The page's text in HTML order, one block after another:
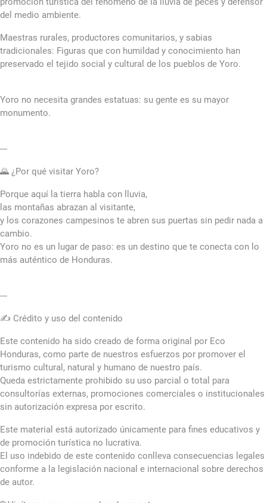
del medio ambiente.
Maestras rurales, productores comunitarios, y sabias
tradicionales: Figuras que con humildad y conocimiento han
preservado el tejido social y cultural de los pueblos de Yoro.
Yoro no necesita grandes estatuas: su gente es su mayor
monumento.
---
🌄 ¿Por qué visitar Yoro?
Porque aquí la tierra habla con lluvia,
las montañas abrazan al visitante,
y los corazones campesinos te abren sus puertas sin pedir nada a
cambio.
Yoro no es un lugar de paso: es un destino que te conecta con lo
más auténtico de Honduras.
---
✍️ Crédito y uso del contenido
Este contenido ha sido creado de forma original por Eco
Honduras, como parte de nuestros esfuerzos por promover el
turismo cultural, natural y humano de nuestro país.
Queda estrictamente prohibido su uso parcial o total para
consultorías externas, promociones comerciales o institucionales
sin autorización expresa por escrito.
Este material está autorizado únicamente para fines educativos y
de promoción turística no lucrativa.
El uso indebido de este contenido conlleva consecuencias legales
conforme a la legislación nacional e internacional sobre derechos
de autor.